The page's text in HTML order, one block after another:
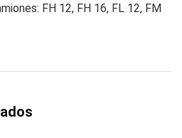
FH 12, FH 16, FL 12, FM